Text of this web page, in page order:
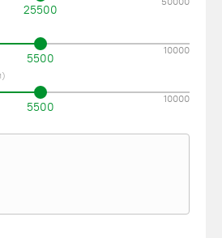
25500
5500
10000
5500
10000